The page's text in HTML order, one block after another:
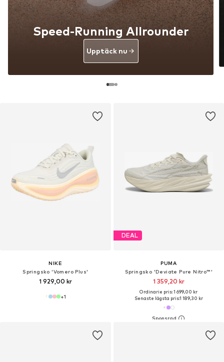
NIKE
Springsko 'Vomero Plus'
1 929,00 kr
+1
Speed-Running Allrounder
Upptäck nu
DEAL
PUMA
Springsko 'Deviate Pure Nitro™'
1 359,20 kr
Ordinarie pris: 1 699,00 kr
Senaste lägsta pris:1 189,30 kr